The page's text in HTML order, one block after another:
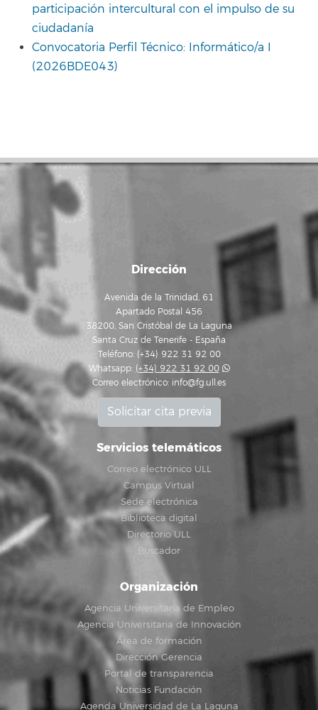
participación intercultural con el impulso de su
ciudadanía
Convocatoria Perfil Técnico: Informático/a I
(2026BDE043)
Dirección
Avenida de la Trinidad, 61
Apartado Postal 456
38200, San Cristóbal de La Laguna
Santa Cruz de Tenerife - España
Teléfono: (+34) 922 31 92 00
Whatsapp: (+34) 922 31 92 00
Correo electrónico: info@fg.ull.es
Solicitar cita previa
Servicios telemáticos
Correo electrónico ULL
Campus Virtual
Sede electrónica
Biblioteca digital
Directorio ULL
Buscador
Organización
Agencia Universitaria de Empleo
Agencia Universitaria de Innovación
Área de formación
Dirección Gerencia
Portal de transparencia
Noticias Fundación
Agenda Universidad de La Laguna